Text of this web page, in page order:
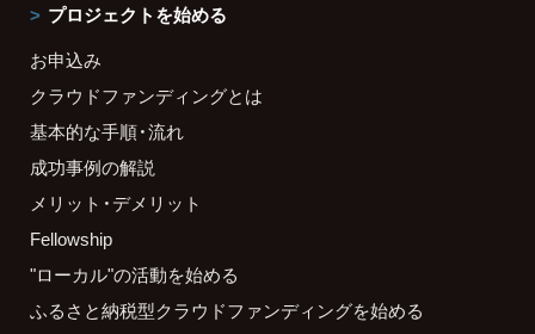
プロジェクトを始める
お申込み
クラウドファンディングとは
基本的な手順・流れ
成功事例の解説
メリット・デメリット
Fellowship
"ローカル"の活動を始める
ふるさと納税型クラウドファンディングを始める